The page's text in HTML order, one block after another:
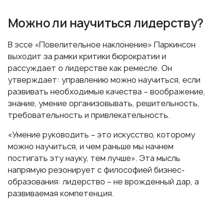
Можно ли научиться лидерству?
В эссе «Повелительное наклонение» Паркинсон
выходит за рамки критики бюрократии и
рассуждает о лидерстве как ремесле. Он
утверждает: управлению можно научиться, если
развивать необходимые качества – воображение,
знание, умение организовывать, решительность,
требовательность и привлекательность.
«Умение руководить – это искусство, которому
можно научиться, и чем раньше мы начнем
постигать эту науку, тем лучше». Эта мысль
напрямую резонирует с философией бизнес-
образования: лидерство – не врожденный дар, а
развиваемая компетенция.